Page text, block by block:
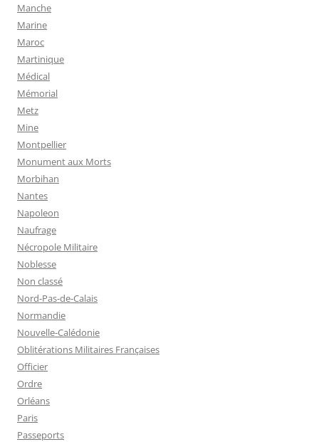
Manche
Marine
Maroc
Martinique
Médical
Mémorial
Metz
Mine
Montpellier
Monument aux Morts
Morbihan
Nantes
Napoleon
Naufrage
Nécropole Militaire
Noblesse
Non classé
Nord-Pas-de-Calais
Normandie
Nouvelle-Calédonie
Oblitérations Militaires Françaises
Officier
Ordre
Orléans
Paris
Passeports